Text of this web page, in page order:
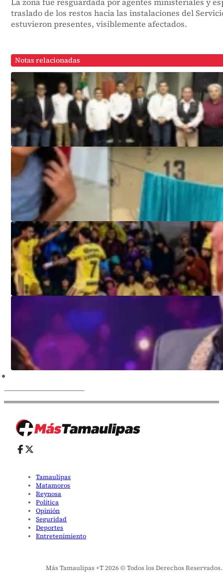
traslado de los restos hacia las instalaciones del
estuvieron presentes, visiblemente afectados.
Notas relacionadas
Tamaulipas
Matamoros
Reynosa
Política
Opinión
Seguridad
Deportes
Entretenimiento
Más Tamaulipas +T 2026 © Todos los Derechos